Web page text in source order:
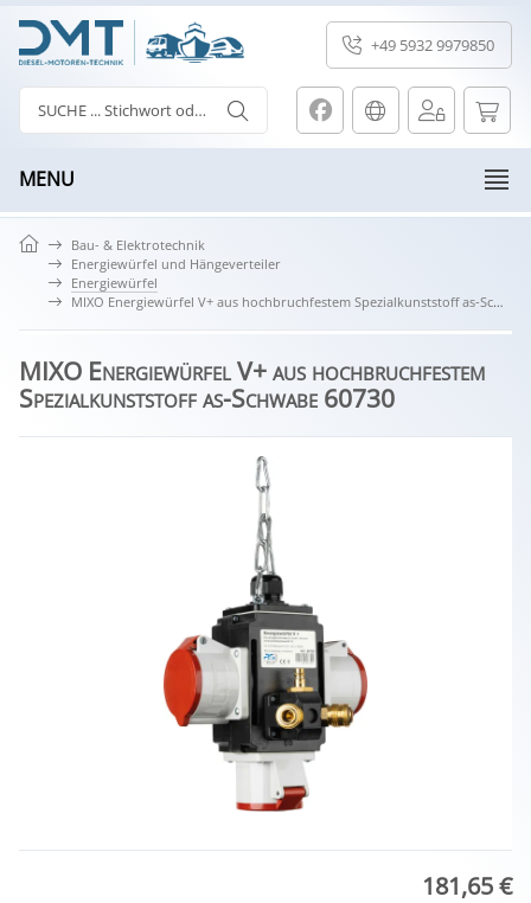
+49 5932 9979850
MENU
Bau- & Elektrotechnik
Energiewürfel und Hängeverteiler
Energiewürfel
MIXO Energiewürfel V+ aus hochbruchfestem Spezialkunststoff as-Schwabe 60730
MIXO Energiewürfel V+ aus hochbruchfestem
Spezialkunststoff as-Schwabe 60730
181,65 €